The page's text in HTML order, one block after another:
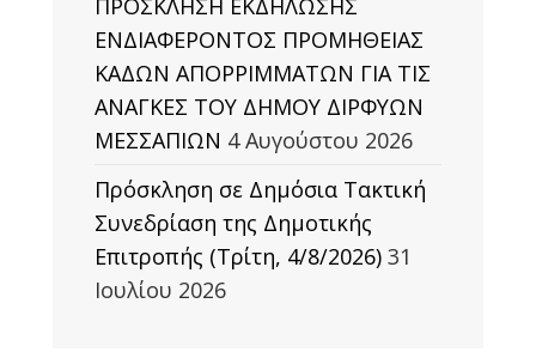
ΠΡΟΣΚΛΗΣΗ ΕΚΔΗΛΩΣΗΣ
ΕΝΔΙΑΦΕΡΟΝΤΟΣ ΠΡΟΜΗΘΕΙΑΣ
ΚΑΔΩΝ ΑΠΟΡΡΙΜΜΑΤΩΝ ΓΙΑ ΤΙΣ
ΑΝΑΓΚΕΣ ΤΟΥ ΔΗΜΟΥ ΔΙΡΦΥΩΝ
ΜΕΣΣΑΠΙΩΝ 4 Αυγούστου 2026
Πρόσκληση σε Δημόσια Τακτική
Συνεδρίαση της Δημοτικής
Επιτροπής (Τρίτη, 4/8/2026) 31
Ιουλίου 2026